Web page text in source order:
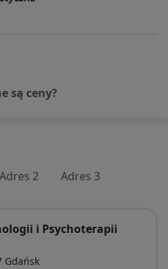
są ceny?
Adres 2 Adres 3
i Psychoterapii
Gdańsk